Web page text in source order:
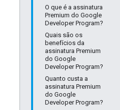
O que é a assinatura
Premium do Google
Developer Program?
Quais são os
benefícios da
assinatura Premium
do Google
Developer Program?
Quanto custa a
assinatura Premium
do Google
Developer Program?